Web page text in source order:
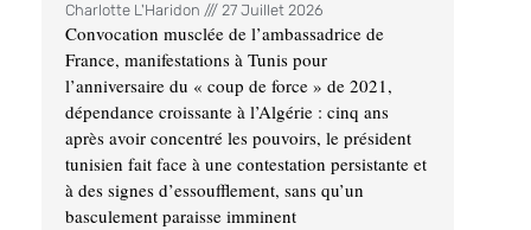
Charlotte L'Haridon 27 Juillet 2026
Convocation musclée de l’ambassadrice de
France, manifestations à Tunis pour
l’anniversaire du « coup de force » de 2021,
dépendance croissante à l’Algérie : cinq ans
après avoir concentré les pouvoirs, le président
tunisien fait face à une contestation persistante et
à des signes d’essoufflement, sans qu’un
basculement paraisse imminent